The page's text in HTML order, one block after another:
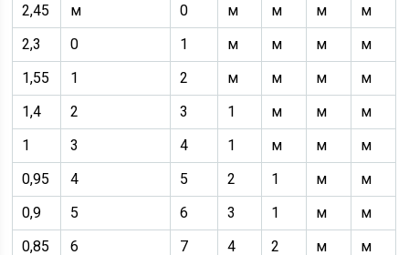
2,45 м 0 м м м
м
2,3
0 1 м м м
м
1,55
1 2 м м м
м
1,4
2 3 1 м м
м
1
3 4 1 м м
м
0,95
4 5 2 1 м
м
0,9
5 6 3 1 м
м
0,85
6 7 4 2 м
м